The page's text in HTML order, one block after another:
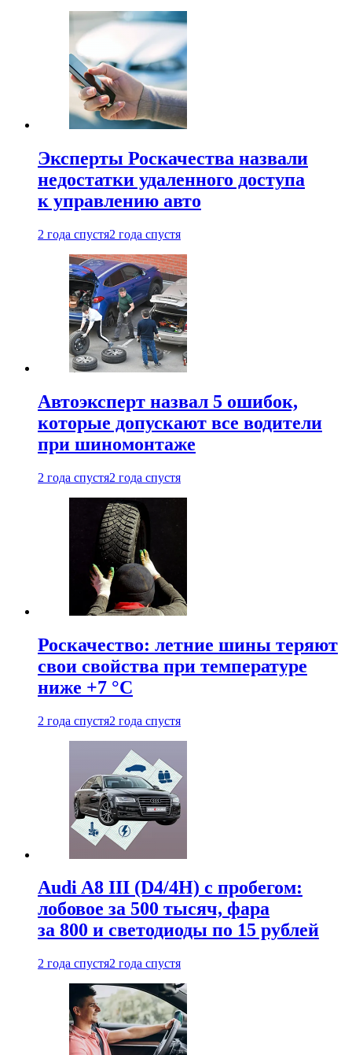
Эксперты Роскачества назвали
недостатки удаленного доступа
к управлению авто
2 года спустя2 года спустя
Автоэксперт назвал 5 ошибок,
которые допускают все водители
при шиномонтаже
2 года спустя2 года спустя
Роскачество: летние шины теряют
свои свойства при температуре
ниже +7 °C
2 года спустя2 года спустя
Audi A8 III (D4/4H) c пробегом:
лобовое за 500 тысяч, фара
за 800 и светодиоды по 15 рублей
2 года спустя2 года спустя